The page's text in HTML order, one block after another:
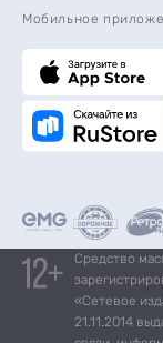
Мобильное
Средство
«Сетевое
21.11.2014